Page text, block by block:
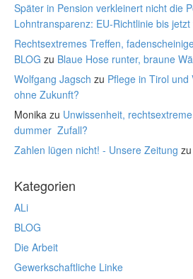
Später in Pension verkleinert nicht die
Lohntransparenz: EU-Richtlinie bis
Rechtsextremes Treffen,
BLOG zu Blaue Hose runter, braune
Wolfgang Jagsch zu Pflege in Tirol
ohne Zukunft?
Monika zu Unwissenheit,
dummer Zufall?
Zahlen lügen nicht! - Unsere Zeitung zu
Kategorien
ALi
BLOG
Die Arbeit
Gewerkschaftliche Linke